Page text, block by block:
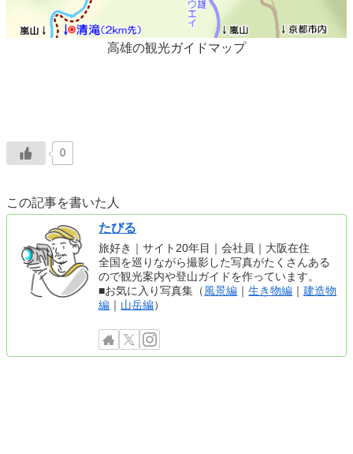
高雄の観光ガイドマップ
0
この記事を書いた人
たびる
旅好き｜サイト20年目｜会社員｜大阪在住
全国を巡りながら撮影した写真がたくさんある
ので観光案内や登山ガイドを作っています。
■お気に入り写真集（ 風景編 ｜生き物編 ｜建造物
編 ｜ 山岳編）